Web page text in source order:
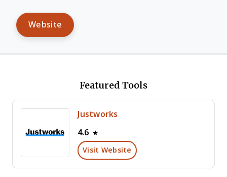
Website
Featured Tools
Justworks
4.6
Visit Website